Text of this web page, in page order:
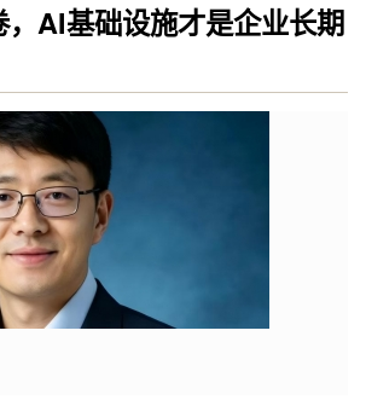
AI基础设施才是企业长期